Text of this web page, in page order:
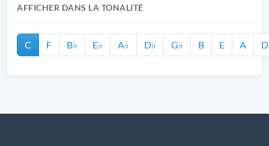
AFFICHER DANS LA TONALITÉ
C F B♭ E♭ A♭ D♭ G♭ B E A D